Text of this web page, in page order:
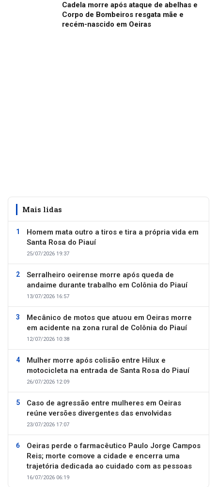
Cadela morre após ataque de abelhas e
Corpo de Bombeiros resgata mãe e
recém-nascido em Oeiras
Mais lidas
Homem mata outro a tiros e tira a própria vida em
Santa Rosa do Piauí
25/07/2026 19:37
Serralheiro oeirense morre após queda de
andaime durante trabalho em Colônia do Piauí
13/07/2026 16:57
Mecânico de motos que atuou em Oeiras morre
em acidente na zona rural de Colônia do Piauí
12/07/2026 10:38
Mulher morre após colisão entre Hilux e
motocicleta na entrada de Santa Rosa do Piauí
26/07/2026 12:09
Caso de agressão entre mulheres em Oeiras
reúne versões divergentes das envolvidas
23/07/2026 17:07
Oeiras perde o farmacêutico Paulo Jorge Campos
Reis; morte comove a cidade e encerra uma
trajetória dedicada ao cuidado com as pessoas
16/07/2026 06:19